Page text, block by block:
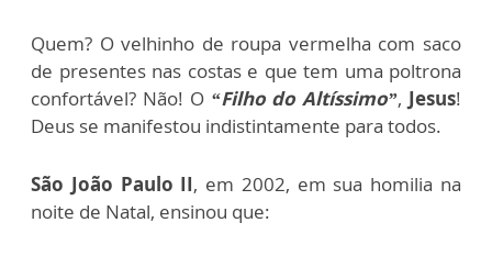
Quem? O velhinho de roupa vermelha com saco
de presentes nas costas e que tem uma poltrona
confortável? Não! O “Filho do Altíssimo”, Jesus!
Deus se manifestou indistintamente para todos.
São João Paulo II, em 2002, em sua homilia na
noite de Natal, ensinou que: